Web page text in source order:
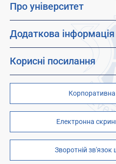
Про університет
Місія, візія та цінності
Факультети
Студентам
Додаткова інформація
Дистанційне навчання
Дитячо-юнацький науковий
Відокремлені структурні
Наукова бібліотека
Телефонний довідник
Інституційний репозиторій
Корисні посилання
Стипендії і гранти
ZP - QR code
Молодіжний хаб «FREETIME»
Платні послуги
Електронна
Зворотній зв'язок